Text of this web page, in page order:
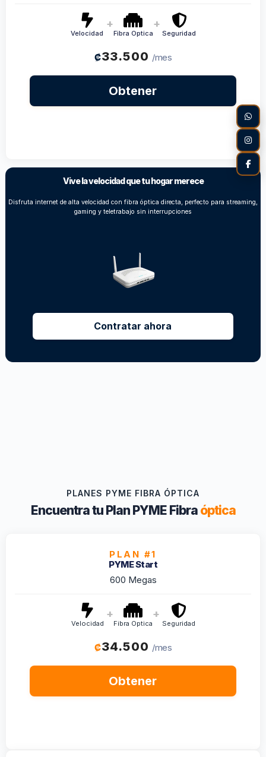
Velocidad
+
Fibra Optica
+
Seguridad
₡33.500 /mes
Obtener
Vive la velocidad que tu hogar merece
Disfruta internet de alta velocidad con fibra óptica directa, perfecto para streaming,
gaming y teletrabajo sin interrupciones
Contratar ahora
PLANES PYME FIBRA ÓPTICA
Encuentra tu Plan PYME Fibra óptica
PLAN #1
PYME Start
600 Megas
Velocidad
+
Fibra Optica
+
Seguridad
₡34.500 /mes
Obtener